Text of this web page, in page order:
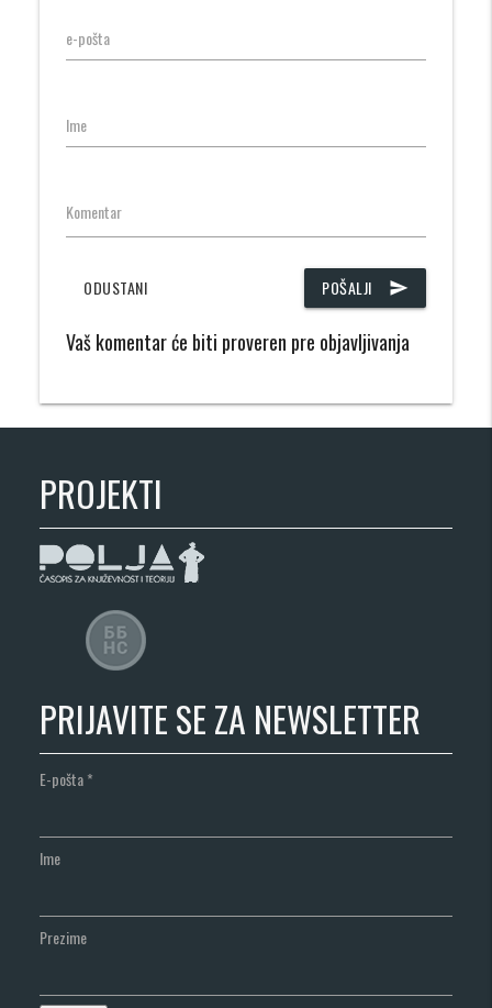
e-pošta
Ime
Komentar
POŠALJI send
ODUSTANI
Vaš komentar će biti proveren pre objavljivanja
PROJEKTI
PRIJAVITE SE ZA NEWSLETTER
E-pošta*
Ime
Prezime